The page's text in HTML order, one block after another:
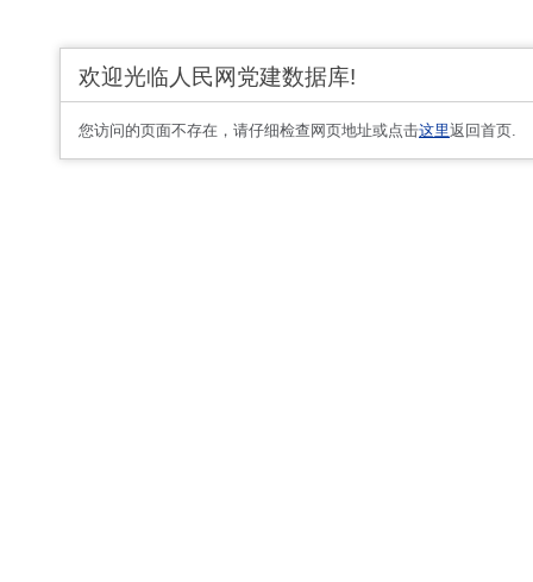
欢迎光临人民网党建数据库!
您访问的页面不存在，请仔细检查网页地址或点击这里返回首页.